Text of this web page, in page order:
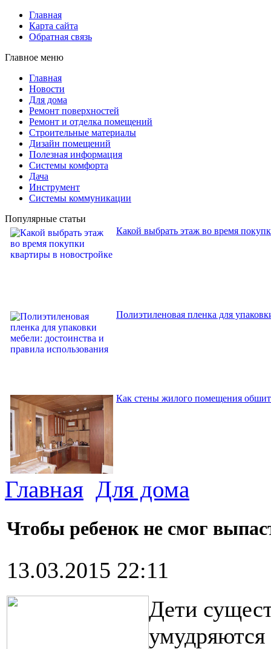
Главная
Карта сайта
Обратная связь
Главное меню
Главная
Новости
Для дома
Ремонт поверхностей
Ремонт и отделка помещений
Строительные материалы
Дизайн помещений
Полезная информация
Системы комфорта
Дача
Инструмент
Системы коммуникации
Популярные статьи
Какой выбрать этаж во время
Полиэтиленовая пленка для
Как стены жилого помещения
Главная Для дома
Чтобы ребенок не смог
13.03.2015 22:11
Дети